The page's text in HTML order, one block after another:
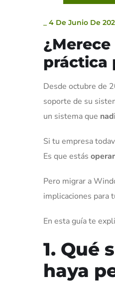
4 De Junio De
práctica
Desde octubre de
soporte de su
un sistema que
Si tu empresa
Es que estás
Pero migrar a
implicaciones para
En esta guía te
1. Qué
haya